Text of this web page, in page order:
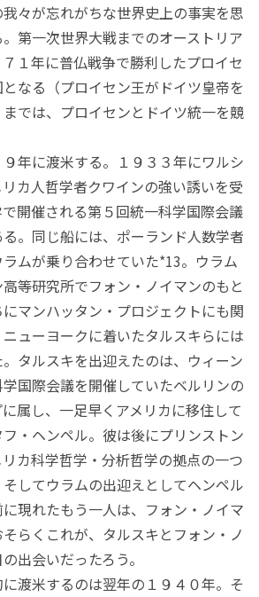
々が忘れがちな世界史上の事実を思
第一次世界大戦までのオーストリア
１年に普仏戦争で勝利したプロイセ
なる（プロイセン王がドイツ皇帝を
では、プロイセンとドイツ統一を競
年に渡米する。１９３３年にワルシ
カ人哲学者クワインの強い誘いを受
開催される第５回統一科学国際会議
。同じ船には、ポーランド人数学者
ムが乗り合わせていた*13。ウラム
等研究所でフォン・ノイマンのもと
マンハッタン・プロジェクトにも関
ューヨークに着いたタルスキらには
タルスキを出迎えたのは、ウィーン
国際会議を開催していたベルリンの
属し、一足早くアメリカに移住して
・ヘンペル。彼は後にプリンストン
カ科学哲学・分析哲学の拠点の一つ
してウラムの出迎えとしてヘンペル
現れたもう一人は、フォン・ノイマ
らくこれが、タルスキとフォン・ノ
出会いだったろう。
渡米するのは翌年の１９４０年。そ